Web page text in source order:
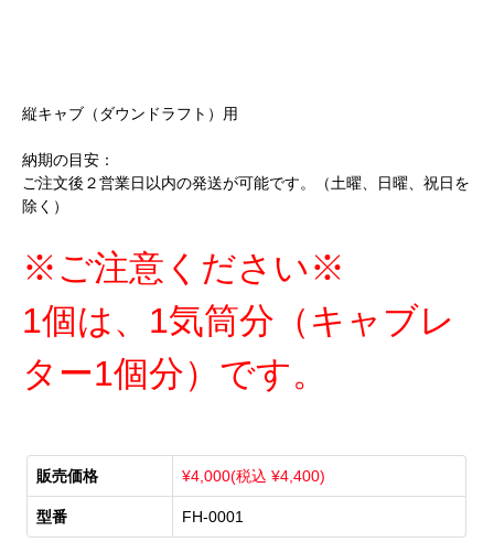
縦キャブ（ダウンドラフト）用
納期の目安：
ご注文後２営業日以内の発送が可能です。（土曜、日曜、祝日を
除く）
※ご注意ください※
1個は、1気筒分（キャブレ
ター1個分）です。
販売価格 ¥4,000(税込 ¥4,400)
型番 FH-0001